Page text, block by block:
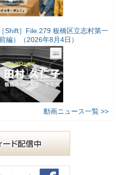
Shift］File.279 板橋区立志村第一
編）（2026年8月4日）
動画ニュース一覧 >>